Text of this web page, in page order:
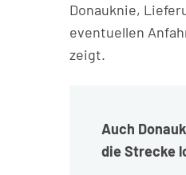
Donauknie,
eventuellen
zeigt.
Auch
die Strecke